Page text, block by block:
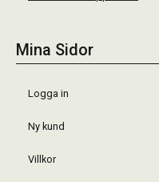
Mina Sidor
Logga in
Ny kund
Villkor